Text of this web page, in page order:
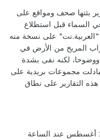
بثتها صحف ومواقع على
السماء قبل استطلاع
على نسخة منه
المريخ من الأرض في
لكنه نفى بشدة
مجموعات بريدية على
التقارير على نطاق
تنصح الناس بمشاهدة هذا الحدث يوم 27 أغسطس عند الساعة